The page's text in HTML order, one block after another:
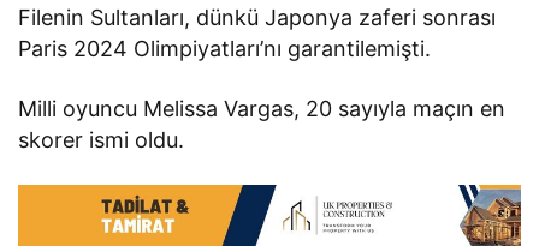
Filenin Sultanları, dünkü Japonya zaferi sonrası
Paris 2024 Olimpiyatları’nı garantilemişti.
Milli oyuncu Melissa Vargas, 20 sayıyla maçın en
skorer ismi oldu.